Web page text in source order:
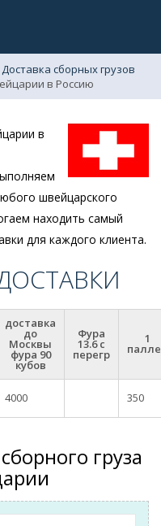
Доставка сборных грузов
в Россию
в
швейцарского
находить самый
для каждого клиента.
доставка
до
Москвы
фура 90
кубов
Фура
13.6 с
перегр
1
4000 350
груза